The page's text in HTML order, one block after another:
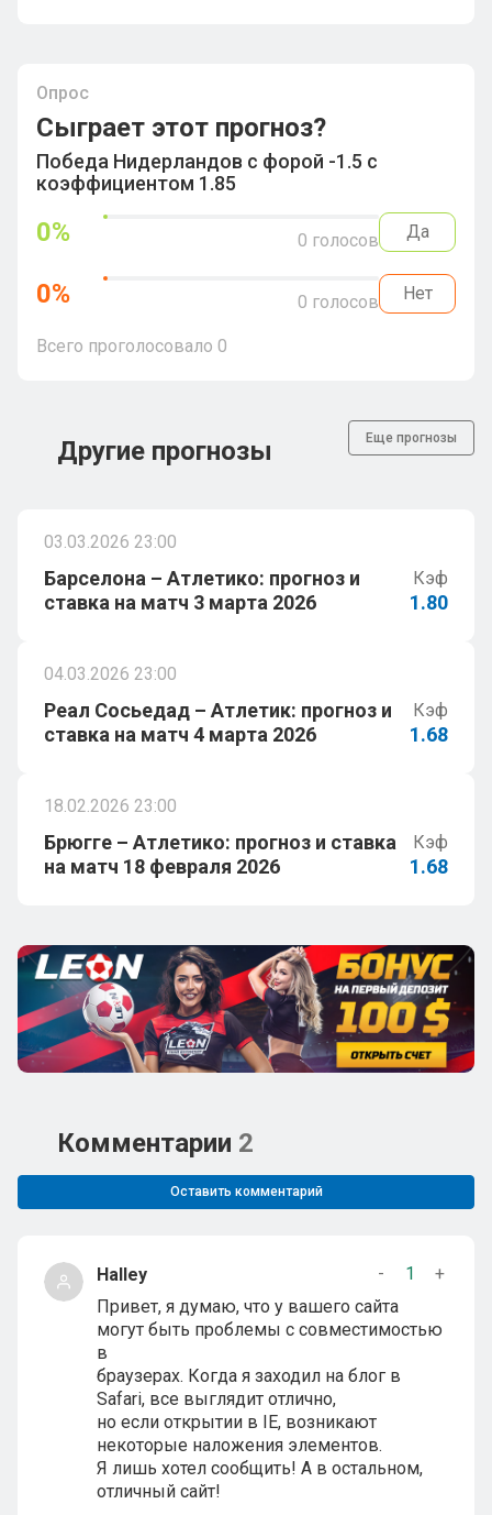
Опрос
Сыграет этот прогноз?
Победа Нидерландов с форой -1.5 с
коэффициентом 1.85
0% 0 голосов Да
0% 0 голосов Нет
Всего проголосовало 0
Другие прогнозы Еще прогнозы
03.03.2026 23:00
Барселона – Атлетико: прогноз и
ставка на матч 3 марта 2026
Кэф
1.80
04.03.2026 23:00
Реал Сосьедад – Атлетик: прогноз и
ставка на матч 4 марта 2026
Кэф
1.68
18.02.2026 23:00
Брюгге – Атлетико: прогноз и ставка
на матч 18 февраля 2026
Кэф
1.68
Комментарии 2
Оставить комментарий
Halley - 1
+
Привет, я думаю, что у вашего сайта
могут быть проблемы с совместимостью
в
браузерах. Когда я заходил на блог в
Safari, все выглядит отлично,
но если открытии в IE, возникают
некоторые наложения элементов.
Я лишь хотел сообщить! А в остальном,
отличный сайт!